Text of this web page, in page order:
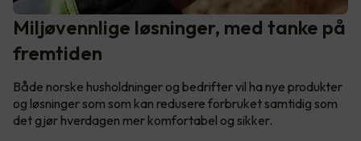
Miljøvennlige løsninger, med tanke på
fremtiden
Både norske husholdninger og bedrifter vil ha nye produkter
og løsninger som som kan redusere forbruket samtidig som
det gjør hverdagen mer komfortabel og sikker.